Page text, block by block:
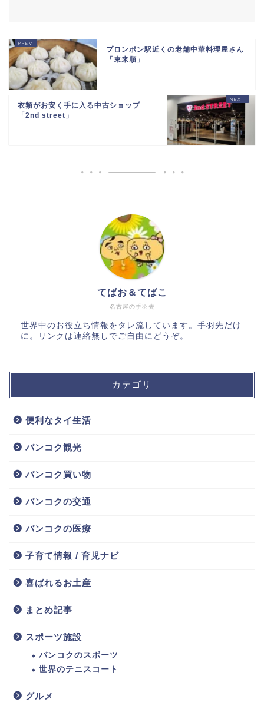
プロンポン駅近くの老舗中華料理屋さん
「東来順」
衣類がお安く手に入る中古ショップ
「2nd street」
名古屋の手羽先
てばお＆てばこ
世界中のお役立ち情報をタレ流しています。手羽先だけ
に。リンクは連絡無しでご自由にどうぞ。
カテゴリ
便利なタイ生活
バンコク観光
バンコク買い物
バンコクの交通
バンコクの医療
子育て情報 / 育児ナビ
喜ばれるお土産
まとめ記事
スポーツ施設
バンコクのスポーツ
世界のテニスコート
グルメ